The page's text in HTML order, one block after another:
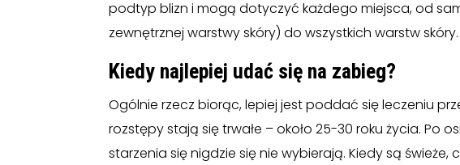
podtyp blizn i mogą dotyczyć każdego miejsca, od
zewnętrznej warstwy skóry) do wszystkich warstw skóry.
Kiedy najlepiej udać się na zabieg?
Ogólnie rzecz biorąc, lepiej jest poddać się leczeniu
rozstępy stają się trwałe – około 25-30 roku życia. Po
starzenia się nigdzie się nie wybierają. Kiedy są świeże,